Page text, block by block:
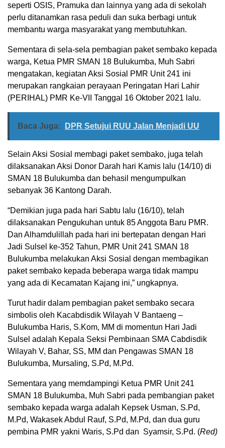
seperti OSIS, Pramuka dan lainnya yang ada di sekolah
perlu ditanamkan rasa peduli dan suka berbagi untuk
membantu warga masyarakat yang membutuhkan.
Sementara di sela-sela pembagian paket sembako kepada
warga, Ketua PMR SMAN 18 Bulukumba, Muh Sabri
mengatakan, kegiatan Aksi Sosial PMR Unit 241 ini
merupakan rangkaian perayaan Peringatan Hari Lahir
(PERIHAL) PMR Ke-VII Tanggal 16 Oktober 2021 lalu.
Baca Juga: DPR Setujui RUU Jalan Menjadi UU
Selain Aksi Sosial membagi paket sembako, juga telah
dilaksanakan Aksi Donor Darah hari Kamis lalu (14/10) di
SMAN 18 Bulukumba dan behasil mengumpulkan
sebanyak 36 Kantong Darah.
“Demikian juga pada hari Sabtu lalu (16/10), telah
dilaksanakan Pengukuhan untuk 85 Anggota Baru PMR.
Dan Alhamdulillah pada hari ini bertepatan dengan Hari
Jadi Sulsel ke-352 Tahun, PMR Unit 241 SMAN 18
Bulukumba melakukan Aksi Sosial dengan membagikan
paket sembako kepada beberapa warga tidak mampu
yang ada di Kecamatan Kajang ini,” ungkapnya.
Turut hadir dalam pembagian paket sembako secara
simbolis oleh Kacabdisdik Wilayah V Bantaeng –
Bulukumba Haris, S.Kom, MM di momentun Hari Jadi
Sulsel adalah Kepala Seksi Pembinaan SMA Cabdisdik
Wilayah V, Bahar, SS, MM dan Pengawas SMAN 18
Bulukumba, Mursaling, S.Pd, M.Pd.
Sementara yang memdampingi Ketua PMR Unit 241
SMAN 18 Bulukumba, Muh Sabri pada pembangian paket
sembako kepada warga adalah Kepsek Usman, S.Pd,
M.Pd, Wakasek Abdul Rauf, S.Pd, M.Pd, dan dua guru
pembina PMR yakni Waris, S.Pd dan Syamsir, S.Pd. (Red)